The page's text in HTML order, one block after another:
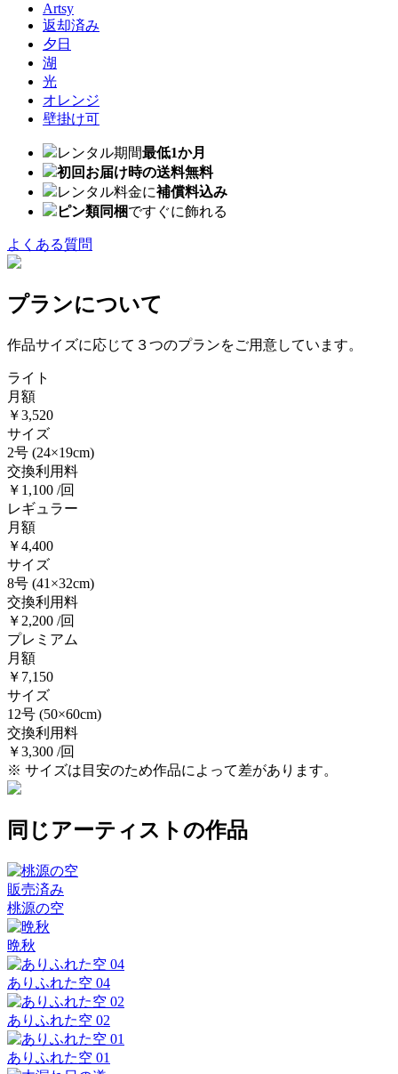
Artsy
返却済み
夕日
湖
光
オレンジ
壁掛け可
レンタル期間最低1か月
初回お届け時の送料無料
レンタル料金に補償料込み
ピン類同梱ですぐに飾れる
よくある質問
プランについて
作品サイズに応じて３つのプランをご用意しています。
ライト
月額
￥3,520
サイズ
2号 (24×19cm)
交換利用料
￥1,100 /回
レギュラー
月額
￥4,400
サイズ
8号 (41×32cm)
交換利用料
￥2,200 /回
プレミアム
月額
￥7,150
サイズ
12号 (50×60cm)
交換利用料
￥3,300 /回
※ サイズは目安のため作品によって差があります。
同じアーティストの作品
販売済み
桃源の空
晩秋
ありふれた空 04
ありふれた空 02
ありふれた空 01